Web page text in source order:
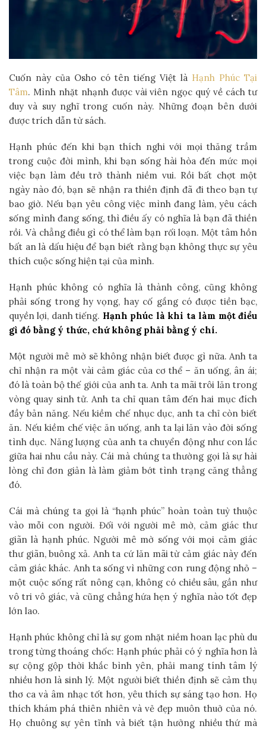
Cuốn này của Osho có tên tiếng Việt là Hạnh Phúc Tại
Tâm. Mình nhặt nhạnh được vài viên ngọc quý về cách tư
duy và suy nghĩ trong cuốn này. Những đoạn bên dưới
được trích dẫn từ sách.
Hạnh phúc đến khi bạn thích nghi với mọi thăng trầm
trong cuộc đời mình, khi bạn sống hài hòa đến mức mọi
việc bạn làm đều trở thành niềm vui. Rồi bất chợt một
ngày nào đó, bạn sẽ nhận ra thiền định đã đi theo bạn tự
bao giờ. Nếu bạn yêu công việc mình đang làm, yêu cách
sống mình đang sống, thì điều ấy có nghĩa là bạn đã thiền
rồi. Và chẳng điều gì có thể làm bạn rối loạn. Một tâm hồn
bất an là dấu hiệu để bạn biết rằng bạn không thực sự yêu
thích cuộc sống hiện tại của mình.
Hạnh phúc không có nghĩa là thành công, cũng không
phải sống trong hy vọng, hay cố gắng có được tiền bạc,
quyền lợi, danh tiếng. Hạnh phúc là khi ta làm một điều
gì đó bằng ý thức, chứ không phải bằng ý chí.
Một người mê mờ sẽ không nhận biết được gì nữa. Anh ta
chỉ nhận ra một vài cảm giác của cơ thể – ăn uống, ân ái;
đó là toàn bộ thế giới của anh ta. Anh ta mãi trôi lăn trong
vòng quay sinh tử. Anh ta chỉ quan tâm đến hai mục đích
đầy bản năng. Nếu kiềm chế nhục dục, anh ta chỉ còn biết
ăn. Nếu kiềm chế việc ăn uống, anh ta lại lăn vào đời sống
tình dục. Năng lượng của anh ta chuyển động như con lắc
giữa hai nhu cầu này. Cái mà chúng ta thường gọi là sự hài
lòng chỉ đơn giản là làm giảm bớt tình trạng căng thẳng
đó.
Cái mà chúng ta gọi là “hạnh phúc” hoàn toàn tuỳ thuộc
vào mỗi con người. Đối với người mê mờ, cảm giác thư
giãn là hạnh phúc. Người mê mờ sống với mọi cảm giác
thư giãn, buông xả. Anh ta cứ lăn mãi từ cảm giác này đến
cảm giác khác. Anh ta sống vì những cơn rung động nhỏ –
một cuộc sống rất nông cạn, không có chiều sâu, gần như
vô tri vô giác, và cũng chẳng hứa hẹn ý nghĩa nào tốt đẹp
lớn lao.
Hạnh phúc không chỉ là sự gom nhặt niềm hoan lạc phù du
trong từng thoáng chốc: Hạnh phúc phải có ý nghĩa hơn là
sự cộng gộp thời khắc bình yên, phải mang tính tâm lý
nhiều hơn là sinh lý. Một người biết thiền định sẽ cảm thụ
thơ ca và âm nhạc tốt hơn, yêu thích sự sáng tạo hơn. Họ
thích khám phá thiên nhiên và vẻ đẹp muôn thuở của nó.
Họ chuông sự yên tĩnh và biết tận hưởng nhiều thứ mà